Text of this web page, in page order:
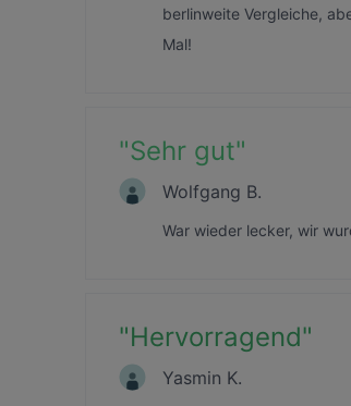
berlinweite Vergleiche,
Mal!
"Sehr gut"
Wolfgang B.
War wieder lecker, wir
"Hervorragend"
Yasmin K.